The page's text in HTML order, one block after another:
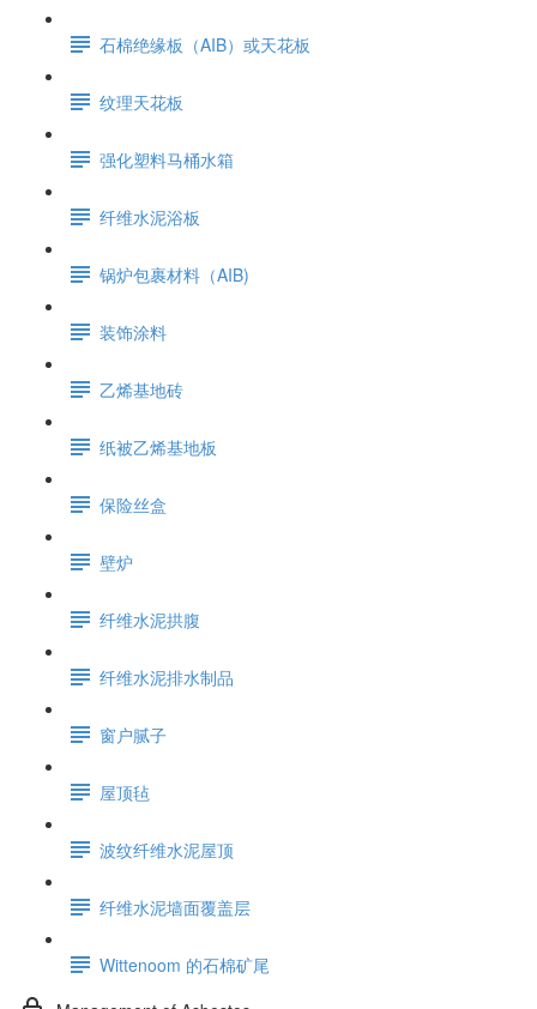
石棉绝缘板（AIB）或天花板
纹理天花板
强化塑料马桶水箱
纤维水泥浴板
锅炉包裹材料（AIB)
装饰涂料
乙烯基地砖
纸被乙烯基地板
保险丝盒
壁炉
纤维水泥拱腹
纤维水泥排水制品
窗户腻子
屋顶毡
波纹纤维水泥屋顶
纤维水泥墙面覆盖层
Wittenoom 的石棉矿尾